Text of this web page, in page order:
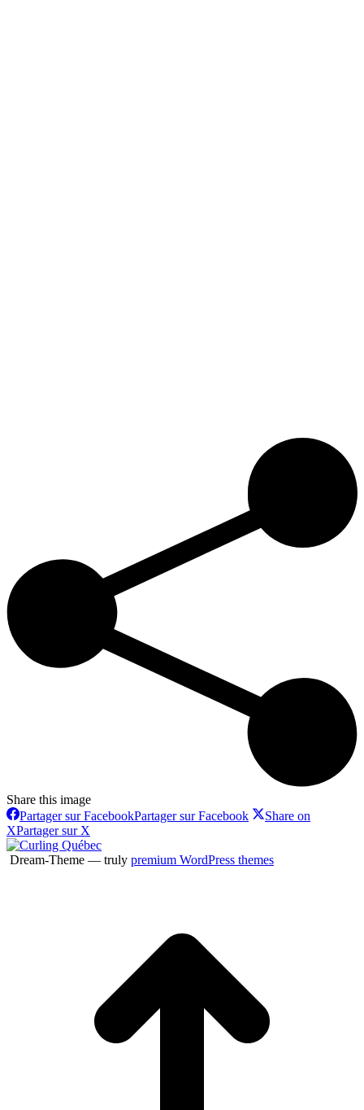
Share this image
Partager sur FacebookPartager sur Facebook
Share on
XPartager sur X
Dream-Theme — truly premium WordPress themes